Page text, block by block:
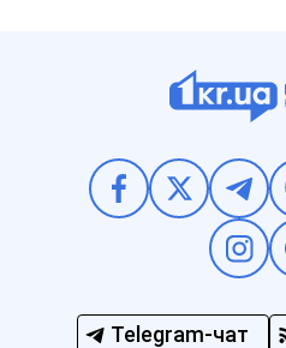
Telegram-чат